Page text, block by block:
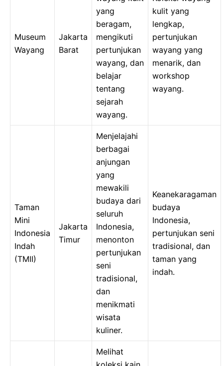
Museum
Wayang
Jakarta
Barat
yang
beragam,
mengikuti
pertunjukan
wayang, dan
belajar
tentang
sejarah
wayang.
kulit yang
lengkap,
pertunjukan
wayang yang
menarik, dan
workshop
wayang.
Taman
Mini
Indonesia
Indah
(TMII)
Jakarta
Timur
Menjelajahi
berbagai
anjungan
yang
mewakili
budaya dari
seluruh
Indonesia,
menonton
pertunjukan
seni
tradisional,
dan
menikmati
wisata
kuliner.
Keanekaragaman
budaya
Indonesia,
pertunjukan seni
tradisional, dan
taman yang
indah.
Melihat